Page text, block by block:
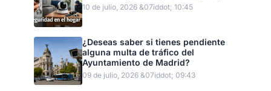
10 de julio, 2026 &07iddot; 10:45
¿Deseas saber si tienes pendiente
alguna multa de tráfico del
Ayuntamiento de Madrid?
09 de julio, 2026 &07iddot; 09:43